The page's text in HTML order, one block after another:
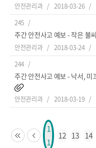
안전관리과 2018-03-26
245
주간 안전사고 예보 - 작은 불
안전관리과 2018-03-24
244
주간 안전사고 예보 - 낙서,
안전관리과 2018-03-19
1
1
12 13 14